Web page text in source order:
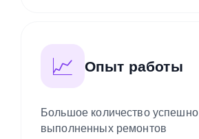
📈 Опыт работы
Большое количество успешно
выполненных ремонтов